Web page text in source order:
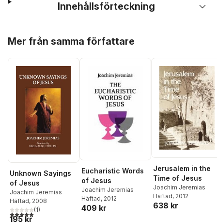
Innehållsförteckning
Mer från samma författare
Unknown Sayings
of Jesus
Joachim Jeremias
Häftad, 2008
5,0utav 5 stjärnor. Totalt antal röster:
(1)
195 kr
Eucharistic Words
of Jesus
Joachim Jeremias
Häftad, 2012
409 kr
Jerusalem in the
Time of Jesus
Joachim Jeremias
Häftad, 2012
638 kr